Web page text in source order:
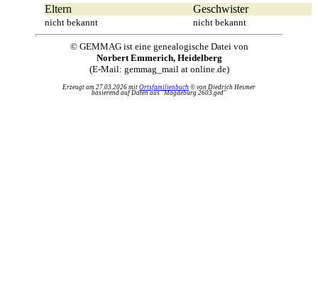
Eltern Geschwister
nicht bekannt nicht bekannt
© GEMMAG ist eine genealogische Datei von
Norbert Emmerich, Heidelberg
(E-Mail: gemmag_mail at online.de)
Erzeugt am 27.03.2026 mit Ortsfamilienbuch © von Diedrich Hesmer
basierend auf Daten aus "Magdeburg 2603.ged"